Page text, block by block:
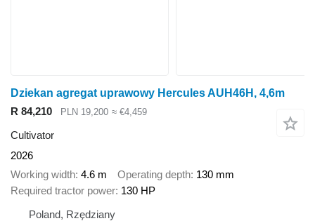
Dziekan agregat uprawowy Hercules AUH46H, 4,6m
R 84,210
PLN 19,200 ≈ €4,459
Cultivator
2026
Working width 4.6 m Operating depth 130 mm
Required tractor power 130 HP
Poland, Rzędziany